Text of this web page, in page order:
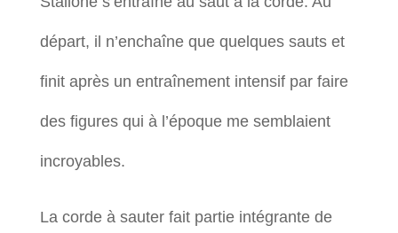
départ, il n’enchaîne que quelques sauts et
finit après un entraînement intensif par faire
des figures qui à l’époque me semblaient
incroyables.
La corde à sauter fait partie intégrante de